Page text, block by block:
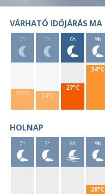
VÁRHATÓ IDŐJÁRÁS MA
0h
25°C
3h
24°C
6h
27°C
9h
34°C
HOLNAP
0h 3h 6h 9h
28°C